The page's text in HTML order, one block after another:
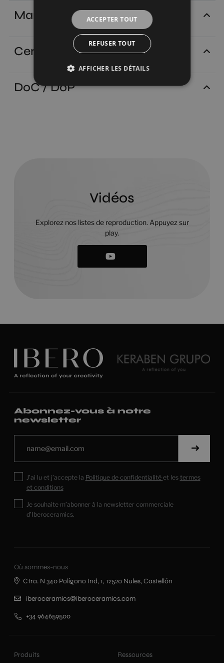
Manuels
Certificats
DoC / DoP
Vidéos
Explorez nos listes de reproduction. Appuyez sur
play.
Abonnez-vous à notre
newsletter
J’ai lu et j’accepte la Politique de confidentialité et les termes
et conditions
Je souhaite m’abonner à la newsletter commerciale
d’Iberoceramics.
Produits Ressources
Où sommes-nous
Ctra. N 340 Polígono Ind, 1, 12520 Nules, Castellón
iberoceramics@iberoceramics.com
+34 964659500
ACCEPTER TOUT
REFUSER TOUT
AFFICHER LES DÉTAILS